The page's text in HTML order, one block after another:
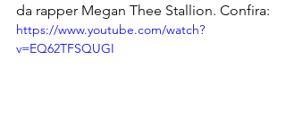
da rapper Megan Thee Stallion. Confira:
https://www.youtube.com/watch?
v=EQ62TFSQUGI